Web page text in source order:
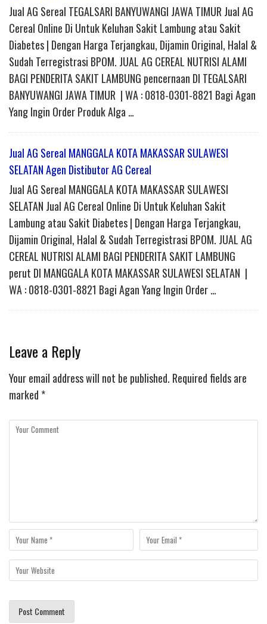
Jual AG Sereal TEGALSARI BANYUWANGI JAWA TIMUR Jual AG
Cereal Online Di Untuk Keluhan Sakit Lambung atau Sakit
Diabetes | Dengan Harga Terjangkau, Dijamin Original, Halal &
Sudah Terregistrasi BPOM. JUAL AG CEREAL NUTRISI ALAMI
BAGI PENDERITA SAKIT LAMBUNG pencernaan DI TEGALSARI
BANYUWANGI JAWA TIMUR | WA : 0818-0301-8821 Bagi Agan
Yang Ingin Order Produk Alga …
Jual AG Sereal MANGGALA KOTA MAKASSAR SULAWESI
SELATAN Agen Distibutor AG Cereal
Jual AG Sereal MANGGALA KOTA MAKASSAR SULAWESI
SELATAN Jual AG Cereal Online Di Untuk Keluhan Sakit
Lambung atau Sakit Diabetes | Dengan Harga Terjangkau,
Dijamin Original, Halal & Sudah Terregistrasi BPOM. JUAL AG
CEREAL NUTRISI ALAMI BAGI PENDERITA SAKIT LAMBUNG
perut DI MANGGALA KOTA MAKASSAR SULAWESI SELATAN |
WA : 0818-0301-8821 Bagi Agan Yang Ingin Order …
Leave a Reply
Your email address will not be published. Required fields are
marked *